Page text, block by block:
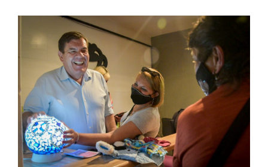
Salud
Interés
Ciudad
Deportes
Arte
y
Espectáculos